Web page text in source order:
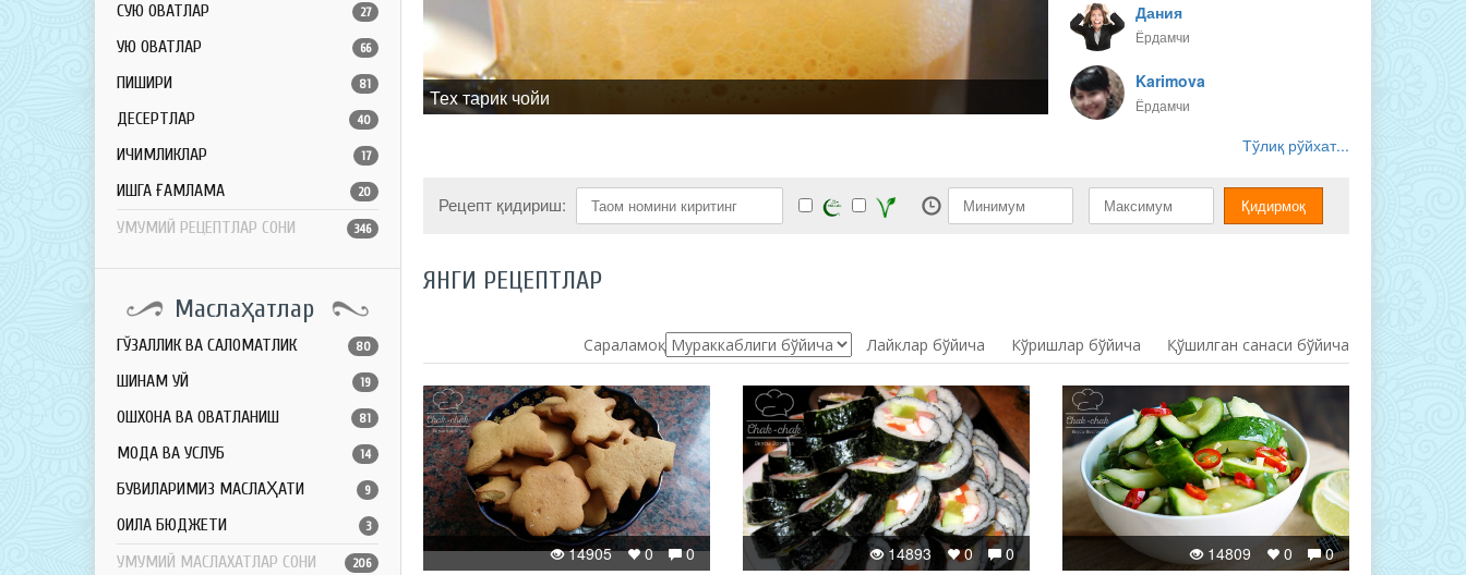
СУЮҚ ОВҚАТЛАР 27
ҚУЮҚ ОВҚАТЛАР 66
ПИШИРИҚ 81
ДЕСЕРТЛАР 40
ИЧИМЛИКЛАР 17
ҚИШГА ҒАМЛАМА 20
УМУМИЙ РЕЦЕПТЛАР СОНИ 346
Маслаҳатлар
ГЎЗАЛЛИК ВА САЛОМАТЛИК 80
ШИНАМ УЙ 19
ОШХОНА ВА ОВҚАТЛАНИШ 81
МОДА ВА УСЛУБ 14
БУВИЛАРИМИЗ МАСЛАҲАТИ 9
ОИЛА БЮДЖЕТИ 3
УМУМИЙ МАСЛАХАТЛАР СОНИ 206
Теx тарик чойи
Дания
Ёрдамчи
Karimova
Ёрдамчи
Тўлиқ рўйхат...
Рецепт қидириш:
ЯНГИ РЕЦЕПТЛАР
Сараламоқ: Лайклар бўйича Кўришлар бўйича Қўшилган санаси бўйича
0
0
14905 0
0
14893 0
0
14809